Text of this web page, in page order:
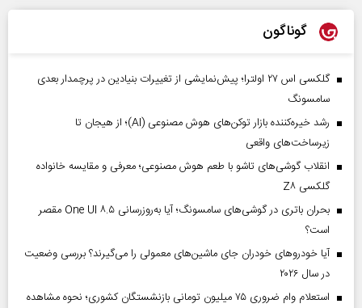
گوناگون
گلکسی اس ۲۷ اولترا؛ پیش‌نمایشی از تغییرات بنیادین در پرچمدار بعدی
سامسونگ
رشد خیره‌کننده بازار توکن‌های هوش مصنوعی (AI)؛ از هیجان تا
زیرساخت‌های واقعی
انقلاب گوشی‌های تاشو‌ با طعم هوش مصنوعی؛ معرفی و مقایسه خانواده
گلکسی Z۸
بحران باتری در گوشی‌های سامسونگ؛ آیا به‌روزرسانی One UI ۸.۵ مقصر
است؟
آیا خودروهای خودران جای ماشین‌های معمولی را می‌گیرند؟ بررسی وضعیت
در سال ۲۰۲۶
استعلام وام ضروری ۷۵ میلیون تومانی بازنشستگان کشوری؛ نحوه مشاهده